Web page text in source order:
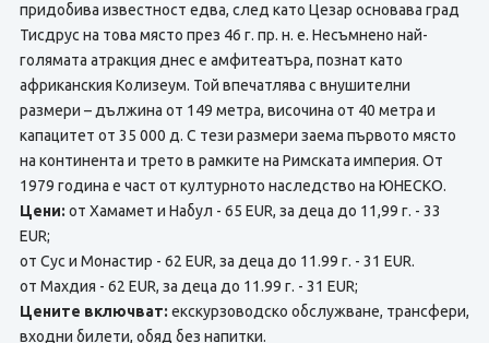
придобива известност едва, след като Цезар основава град
Тисдрус на това място през 46 г. пр. н. е. Несъмнено най-
голямата атракция днес е амфитеатъра, познат като
африканския Колизеум. Той впечатлява с внушителни
размери – дължина от 149 метра, височина от 40 метра и
капацитет от 35 000 д. С тези размери заема първото място
на континента и трето в рамките на Римската империя. От
1979 година е част от културното наследство на ЮНЕСКО.
Цени: от Хамамет и Набул - 65 EUR, за деца до 11,99 г. - 33
EUR;
от Сус и Монастир - 62 EUR, за деца до 11.99 г. - 31 EUR.
от Махдия - 62 EUR, за деца до 11.99 г. - 31 EUR;
Цените включват: екскурзоводско обслужване, трансфери,
входни билети, обяд без напитки.